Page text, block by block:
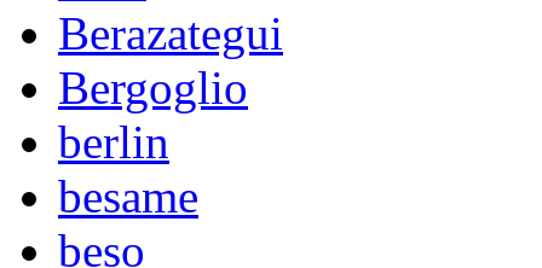
Berazategui
Bergoglio
berlin
besame
beso